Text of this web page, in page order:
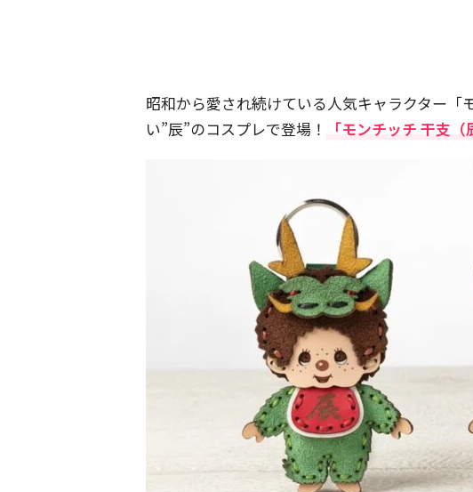
昭和から愛され続けている人気キャラクター「
い”辰”のコスプレで登場！
「モンチッチ 干支